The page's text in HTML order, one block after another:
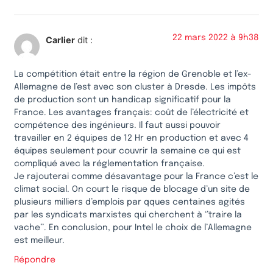
Carlier dit : 22 mars 2022 à 9h38
La compétition était entre la région de Grenoble et l’ex-
Allemagne de l’est avec son cluster à Dresde. Les impôts
de production sont un handicap significatif pour la
France. Les avantages français: coût de l’électricité et
compétence des ingénieurs. Il faut aussi pouvoir
travailler en 2 équipes de 12 Hr en production et avec 4
équipes seulement pour couvrir la semaine ce qui est
compliqué avec la réglementation française.
Je rajouterai comme désavantage pour la France c’est le
climat social. On court le risque de blocage d’un site de
plusieurs milliers d’emplois par qques centaines agités
par les syndicats marxistes qui cherchent à ‘’traire la
vache’’. En conclusion, pour Intel le choix de l’Allemagne
est meilleur.
Répondre